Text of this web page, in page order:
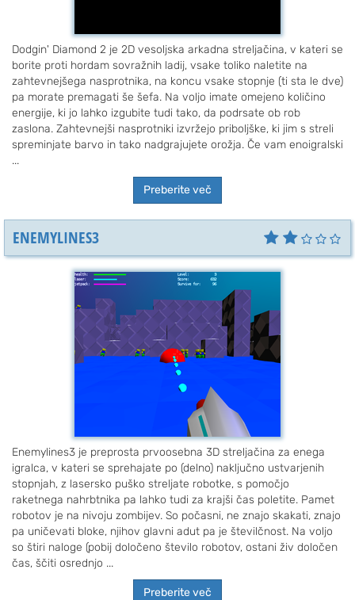
Dodgin' Diamond 2 je 2D vesoljska arkadna streljačina, v kateri se
borite proti hordam sovražnih ladij, vsake toliko naletite na
zahtevnejšega nasprotnika, na koncu vsake stopnje (ti sta le dve)
pa morate premagati še šefa. Na voljo imate omejeno količino
energije, ki jo lahko izgubite tudi tako, da podrsate ob rob
zaslona. Zahtevnejši nasprotniki izvržejo priboljške, ki jim s streli
spreminjate barvo in tako nadgrajujete orožja. Če vam enoigralski
...
Preberite več
ENEMYLINES3
Enemylines3 je preprosta prvoosebna 3D streljačina za enega
igralca, v kateri se sprehajate po (delno) naključno ustvarjenih
stopnjah, z lasersko puško streljate robotke, s pomočjo
raketnega nahrbtnika pa lahko tudi za krajši čas poletite. Pamet
robotov je na nivoju zombijev. So počasni, ne znajo skakati, znajo
pa uničevati bloke, njihov glavni adut pa je številčnost. Na voljo
so štiri naloge (pobij določeno število robotov, ostani živ določen
čas, ščiti osrednjo ...
Preberite več